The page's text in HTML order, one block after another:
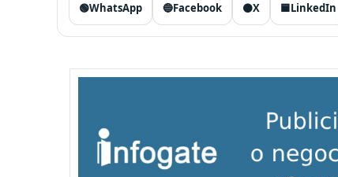
🟢WhatsApp 🔵Facebook ⚫X 🟦LinkedIn